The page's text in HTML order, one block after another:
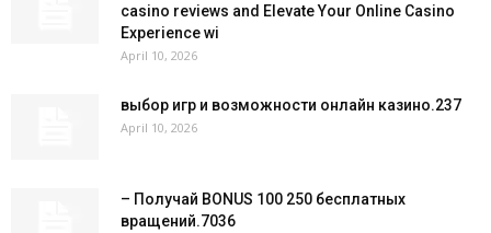
casino reviews and Elevate Your Online Casino
Experience wi
April 10, 2026
выбор игр и возможности онлайн казино.237
April 10, 2026
– Получай BONUS 100 250 бесплатных
вращений.7036